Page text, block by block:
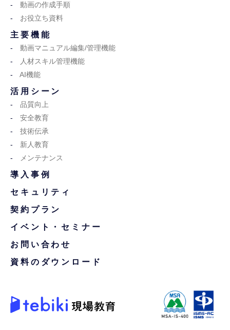
動画の作成手順
お役立ち資料
主要機能
動画マニュアル編集/管理機能
人材スキル管理機能
AI機能
活用シーン
品質向上
安全教育
技術伝承
新人教育
メンテナンス
導入事例
セキュリティ
契約プラン
イベント・セミナー
お問い合わせ
資料のダウンロード